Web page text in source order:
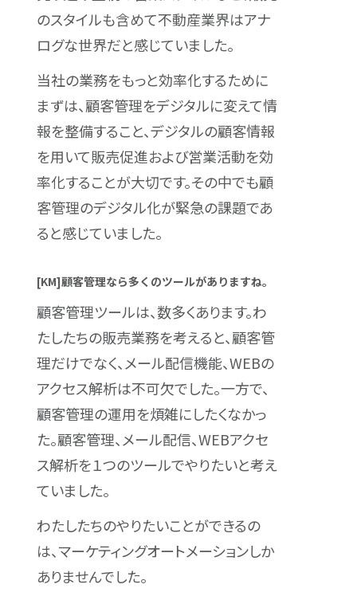
のスタイルも含めて不動産業界はアナ
ログな世界だと感じていました。
当社の業務をもっと効率化するために
まずは、顧客管理をデジタルに変えて情
報を整備すること、デジタルの顧客情報
を用いて販売促進および営業活動を効
率化することが大切です。その中でも顧
客管理のデジタル化が緊急の課題であ
ると感じていました。
[KM]顧客管理なら多くのツールがありますね。
顧客管理ツールは、数多くあります。わ
たしたちの販売業務を考えると、顧客管
理だけでなく、メール配信機能、WEBの
アクセス解析は不可欠でした。一方で、
顧客管理の運用を煩雑にしたくなかっ
た。顧客管理、メール配信、WEBアクセ
ス解析を１つのツールでやりたいと考え
ていました。
わたしたちのやりたいことができるの
は、マーケティングオートメーションしか
ありませんでした。